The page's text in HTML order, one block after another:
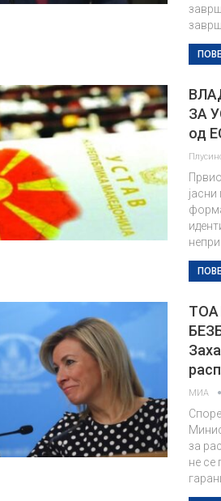
ЗА
од
ТОА
МИА
за
не се